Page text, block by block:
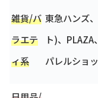
雑貨/バ
ラエテ
ィ系
東急ハンズ
ト)、PLAZA
パレルショ